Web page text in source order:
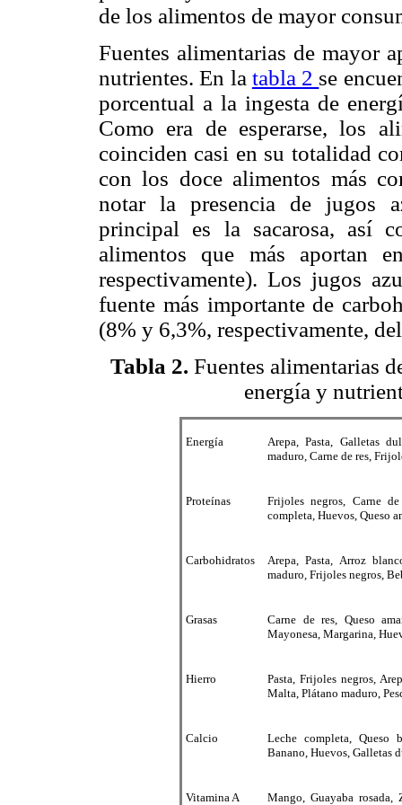
de los alimentos de mayor
Fuentes alimentarias de mayor
nutrientes. En la tabla 2 se
porcentual a la ingesta de
Como era de esperarse, los
coinciden casi en su totalidad
con los doce alimentos más
notar la presencia de jugos
principal es la sacarosa, así
alimentos que más aportan
respectivamente). Los jugos
fuente más importante de
(8% y 6,3%, respectivamente,
Tabla 2. Fuentes alimentarias
energía y
Energía
Arepa, Pasta, Galletas
maduro, Carne de res,
Proteínas
Frijoles negros, Carne
completa, Huevos, Queso
Carbohidratos
Arepa, Pasta, Arroz
maduro, Frijoles negros,
Grasas
Carne de res, Queso
Mayonesa, Margarina,
Hierro
Pasta, Frijoles negros,
Malta, Plátano maduro,
Calcio
Leche completa, Queso
Banano, Huevos, Galletas
Vitamina A
Mango, Guayaba rosada,